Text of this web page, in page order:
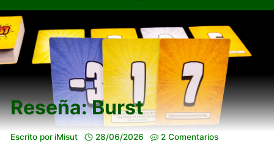
Reseña: Burst
Escrito por iMisut 28/06/2026 2 Comentarios